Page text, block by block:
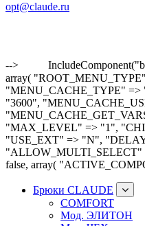
opt@claude.ru
-->
array(
"MENU_CACHE_TYPE"
"3600",
"MAX_LEVEL" => "1",
"USE_EXT" => "N",
"ALLOW_MULTI_SELECT"
false, array(
Брюки CLAUDE
COMFORT
Мод. ЭЛИТОН